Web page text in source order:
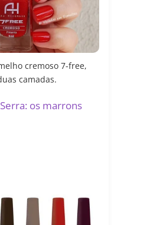
cremoso 7-free,
camadas.
os marrons